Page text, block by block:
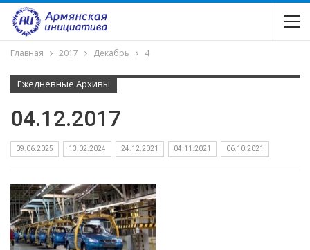
Главная 2017 Декабрь 4
Ежедневные Архивы
04.12.2017
09.06.2025 13.02.2024 24.12.2021 04.11.2021 06.10.2021